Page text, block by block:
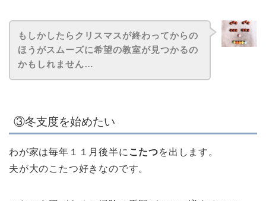
もしかしたらクリスマスが終わってからの
ほうがスムーズに希望の教室が見つかるの
かもしれません…
③冬支度を始めたい
わが家は毎年１１月後半に こたつを出します。
夫が大のこたつ好きなのです。